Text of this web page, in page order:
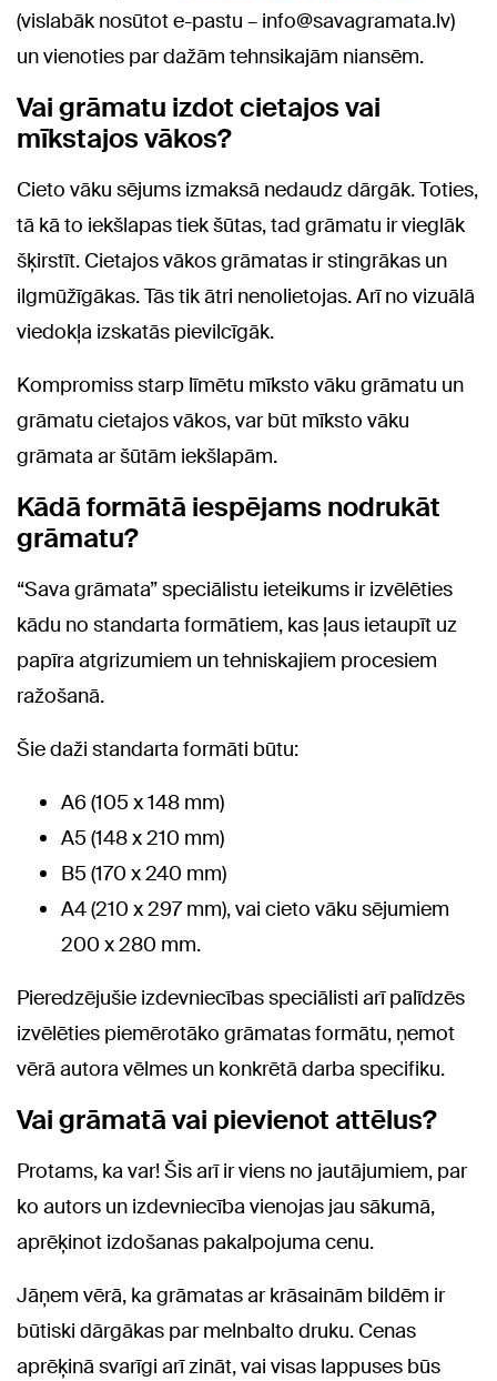
(vislabāk nosūtot e-pastu – info@savagramata.lv)
un vienoties par dažām tehnsikajām niansēm.
Vai grāmatu izdot cietajos vai
mīkstajos vākos?
Cieto vāku sējums izmaksā nedaudz dārgāk. Toties,
tā kā to iekšlapas tiek šūtas, tad grāmatu ir vieglāk
šķirstīt. Cietajos vākos grāmatas ir stingrākas un
ilgmūžīgākas. Tās tik ātri nenolietojas. Arī no vizuālā
viedokļa izskatās pievilcīgāk.
Kompromiss starp līmētu mīksto vāku grāmatu un
grāmatu cietajos vākos, var būt mīksto vāku
grāmata ar šūtām iekšlapām.
Kādā formātā iespējams nodrukāt
grāmatu?
“Sava grāmata” speciālistu ieteikums ir izvēlēties
kādu no standarta formātiem, kas ļaus ietaupīt uz
papīra atgrizumiem un tehniskajiem procesiem
ražošanā.
Šie daži standarta formāti būtu:
A6 (105 x 148 mm)
A5 (148 x 210 mm)
B5 (170 x 240 mm)
A4 (210 x 297 mm), vai cieto vāku sējumiem
200 x 280 mm.
Pieredzējušie izdevniecības speciālisti arī palīdzēs
izvēlēties piemērotāko grāmatas formātu, ņemot
vērā autora vēlmes un konkrētā darba specifiku.
Vai grāmatā vai pievienot attēlus?
Protams, ka var! Šis arī ir viens no jautājumiem, par
ko autors un izdevniecība vienojas jau sākumā,
aprēķinot izdošanas pakalpojuma cenu.
Jāņem vērā, ka grāmatas ar krāsainām bildēm ir
būtiski dārgākas par melnbalto druku. Cenas
aprēķinā svarīgi arī zināt, vai visas lappuses būs